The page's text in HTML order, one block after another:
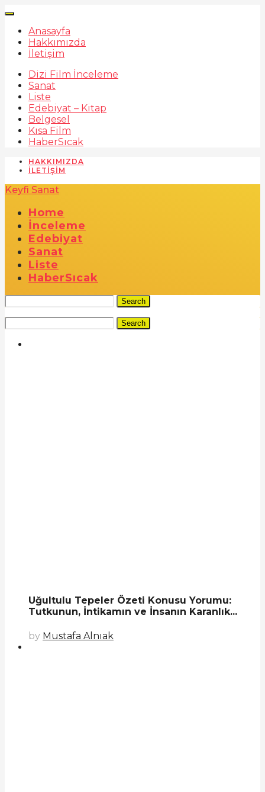
Anasayfa
Hakkımızda
İletişim
Dizi Film İnceleme
Sanat
Liste
Edebiyat – Kitap
Belgesel
Kısa Film
HaberSıcak
HAKKIMIZDA
İLETIŞIM
Keyfi Sanat
Home
İnceleme
Edebiyat
Sanat
Liste
HaberSıcak
Search
Search
Uğultulu Tepeler Özeti Konusu Yorumu:
Tutkunun, İntikamın ve İnsanın Karanlık...
by Mustafa Alnıak